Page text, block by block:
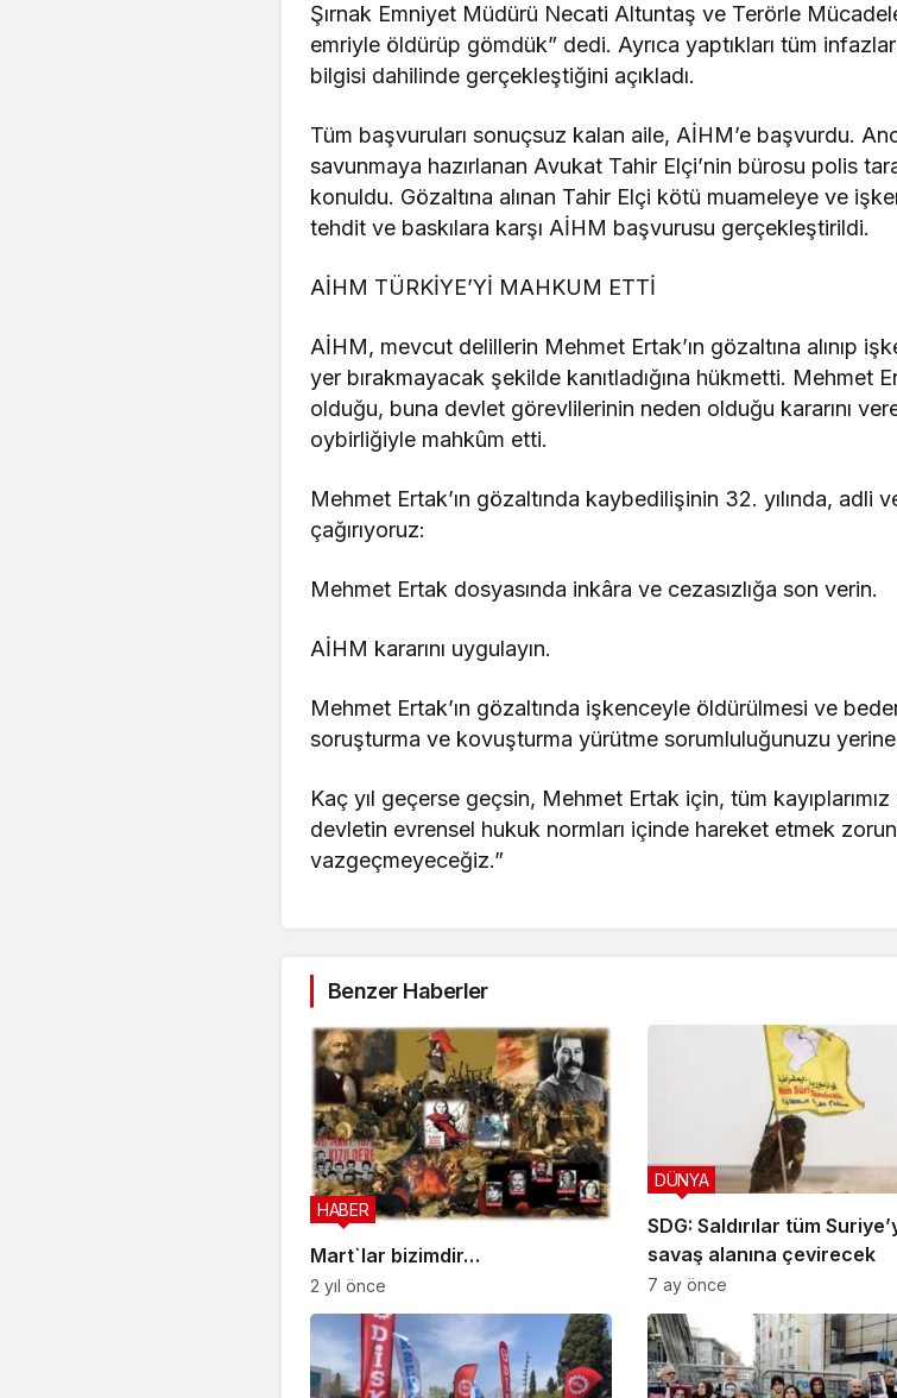
Şırnak Emniyet Müdürü Necati Altuntaş ve Terörle
emriyle öldürüp gömdük” dedi. Ayrıca yaptıkları tüm
bilgisi dahilinde gerçekleştiğini açıkladı.
Tüm başvuruları sonuçsuz kalan aile, AİHM’e başvurdu.
savunmaya hazırlanan Avukat Tahir Elçi’nin bürosu polis
konuldu. Gözaltına alınan Tahir Elçi kötü muameleye ve
tehdit ve baskılara karşı AİHM başvurusu gerçekleştirildi.
AİHM TÜRKİYE’Yİ MAHKUM ETTİ
AİHM, mevcut delillerin Mehmet Ertak’ın gözaltına alınıp
yer bırakmayacak şekilde kanıtladığına hükmetti. Mehmet
olduğu, buna devlet görevlilerinin neden olduğu kararını
oybirliğiyle mahkûm etti.
Mehmet Ertak’ın gözaltında kaybedilişinin 32. yılında, adli
çağırıyoruz:
Mehmet Ertak dosyasında inkâra ve cezasızlığa son verin.
AİHM kararını uygulayın.
Mehmet Ertak’ın gözaltında işkenceyle öldürülmesi ve
soruşturma ve kovuşturma yürütme sorumluluğunuzu
Kaç yıl geçerse geçsin, Mehmet Ertak için, tüm
devletin evrensel hukuk normları içinde hareket etmek
vazgeçmeyeceğiz.”
Benzer Haberler
Mart`lar bizimdir…
HABER
2 yıl önce
SDG: Saldırılar tüm
savaş alanına çevirecek
DÜNYA
7 ay önce